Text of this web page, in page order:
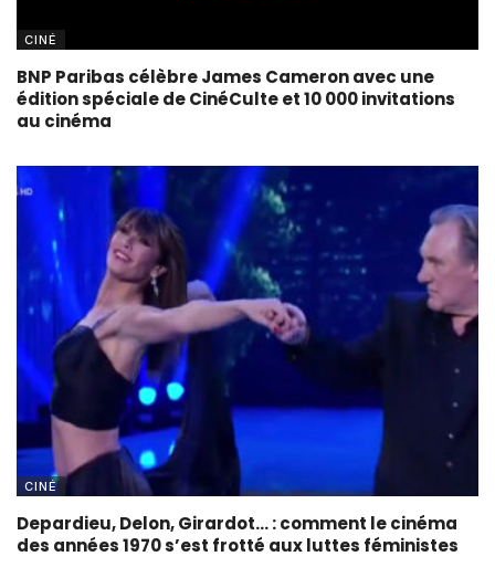
CINÉ
BNP Paribas célèbre James Cameron avec une
édition spéciale de CinéCulte et 10 000 invitations
au cinéma
CINÉ
Depardieu, Delon, Girardot… : comment le cinéma
des années 1970 s’est frotté aux luttes féministes